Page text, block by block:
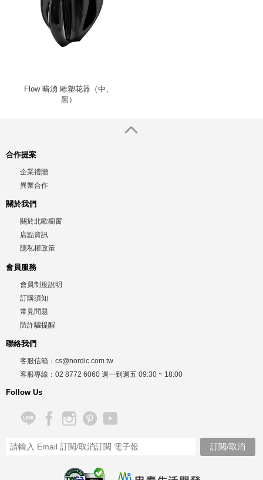
Flow 暗湧 雕塑花器（中、
黑）
合作提案
企業禮贈
異業合作
關於我們
關於北歐櫥窗
店點資訊
隱私權政策
會員服務
會員制度說明
訂購須知
常見問題
防詐騙提醒
聯絡我們
客服信箱： cs@nordic.com.tw
客服專線： 02 8772 6060 週一到週五 09:30 ~ 18:00
Follow Us